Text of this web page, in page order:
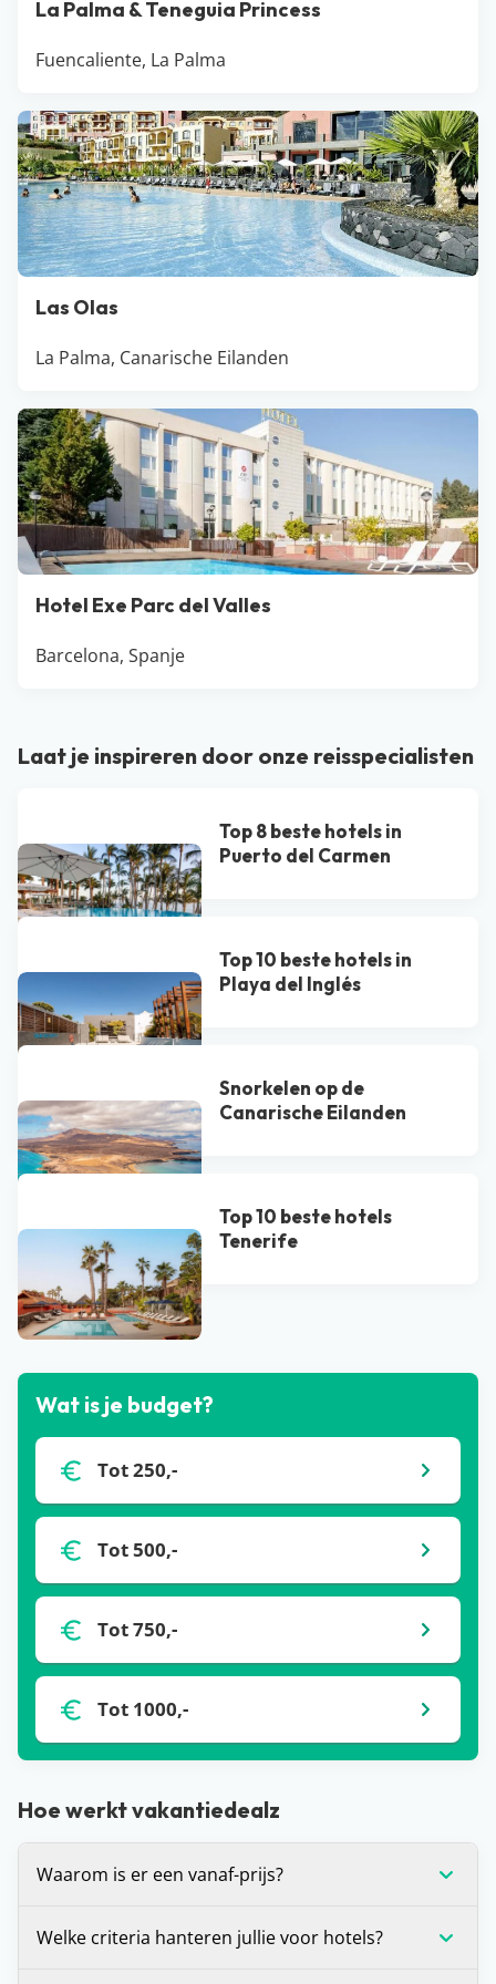
La Palma & Teneguia Princess
Fuencaliente, La Palma
Las Olas
La Palma, Canarische Eilanden
Hotel Exe Parc del Valles
Barcelona, Spanje
Laat je inspireren door onze reisspecialisten
Top 8 beste hotels in
Puerto del Carmen
Top 10 beste hotels in
Playa del Inglés
Snorkelen op de
Canarische Eilanden
Top 10 beste hotels
Tenerife
Bekijk alle blogs
Wat is je budget?
Tot 250,-
Tot 500,-
Tot 750,-
Tot 1000,-
Hoe werkt vakantiedealz
Waarom is er een vanaf-prijs?
op dat moment de laagste prijs voor de vakantie
Welke criteria hanteren jullie voor hotels?